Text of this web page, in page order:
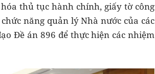
thủ tục hành chính, giấy tờ công
năng quản lý Nhà nước của các
Đề án 896 để thực hiện các nhiệm